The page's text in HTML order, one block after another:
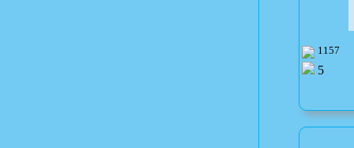
1157
5